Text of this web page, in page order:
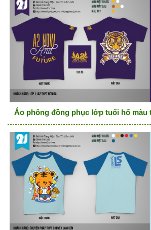
Áo phông đồng phục lớp tuổi hổ màu